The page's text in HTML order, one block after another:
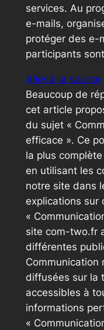
services. Au
e-mails,
protéger des e-
participants
Aller à la source
Beaucoup de
cet article
du sujet «
efficace ». Ce
la plus
en utilisant les
notre site dans
explications sur
«
site com-two.fr
différentes
Communication
diffusées sur la
accessibles à
informations
«